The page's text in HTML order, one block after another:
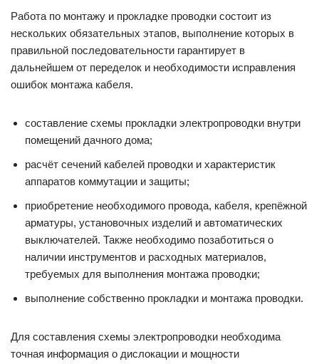
Работа по монтажу и прокладке проводки состоит из
нескольких обязательных этапов, выполнение которых в
правильной последовательности гарантирует в
дальнейшем от переделок и необходимости исправления
ошибок монтажа кабеля.
составление схемы прокладки электропроводки внутри
помещений дачного дома;
расчёт сечений кабелей проводки и характеристик
аппаратов коммутации и защиты;
приобретение необходимого провода, кабеля, крепёжной
арматуры, установочных изделий и автоматических
выключателей. Также необходимо позаботиться о
наличии инструментов и расходных материалов,
требуемых для выполнения монтажа проводки;
выполнение собственно прокладки и монтажа проводки.
Для составления схемы электропроводки необходима
точная информация о дислокации и мощности